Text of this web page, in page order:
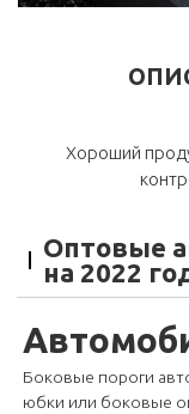
Хороший
Оптовые
на 2022
Боковые пороги
юбки или боковые